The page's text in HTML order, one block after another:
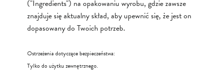
("Ingredients") na opakowaniu wyrobu, gdzie zawsze
znajduje się aktualny skład, aby upewnić się, że jest on
dopasowany do Twoich potrzeb.
Ostrzeżenia dotyczące bezpieczeństwa:
Tylko do użytku zewnętrznego.